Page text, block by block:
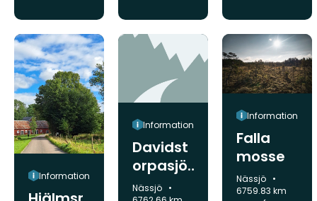
Lägern
Information
Information
Davidst
orpasjö
n
Municipality:
Nässjö
Information
Falla
mosse
Municipality:
Nässjö
6759.83 km